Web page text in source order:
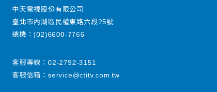
中天電視股份有限公司
臺北市內湖區民權東路六段25號
總機：(02)6600-7766
客服專線： 02-2792-3151
客服信箱： service@ctitv.com.tw